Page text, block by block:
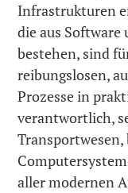
Infrastrukturen
die aus
bestehen, sind
reibungslosen,
Prozesse in
verantwortlich,
aller modernen